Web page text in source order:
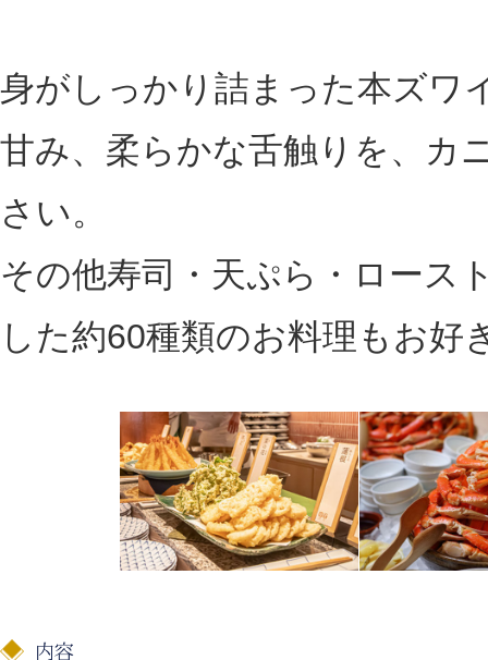
身がしっかり詰まった本ズワ
甘み、柔らかな舌触りを、カ
さい。
その他寿司・天ぷら・ロース
した約60種類のお料理もお